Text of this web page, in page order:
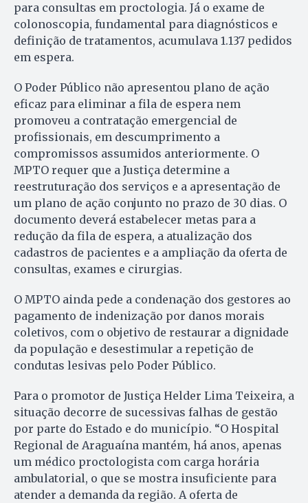
para consultas em proctologia. Já o exame de
colonoscopia, fundamental para diagnósticos e
definição de tratamentos, acumulava 1.137 pedidos
em espera.
O Poder Público não apresentou plano de ação
eficaz para eliminar a fila de espera nem
promoveu a contratação emergencial de
profissionais, em descumprimento a
compromissos assumidos anteriormente. O
MPTO requer que a Justiça determine a
reestruturação dos serviços e a apresentação de
um plano de ação conjunto no prazo de 30 dias. O
documento deverá estabelecer metas para a
redução da fila de espera, a atualização dos
cadastros de pacientes e a ampliação da oferta de
consultas, exames e cirurgias.
O MPTO ainda pede a condenação dos gestores ao
pagamento de indenização por danos morais
coletivos, com o objetivo de restaurar a dignidade
da população e desestimular a repetição de
condutas lesivas pelo Poder Público.
Para o promotor de Justiça Helder Lima Teixeira, a
situação decorre de sucessivas falhas de gestão
por parte do Estado e do município. “O Hospital
Regional de Araguaína mantém, há anos, apenas
um médico proctologista com carga horária
ambulatorial, o que se mostra insuficiente para
atender a demanda da região. A oferta de